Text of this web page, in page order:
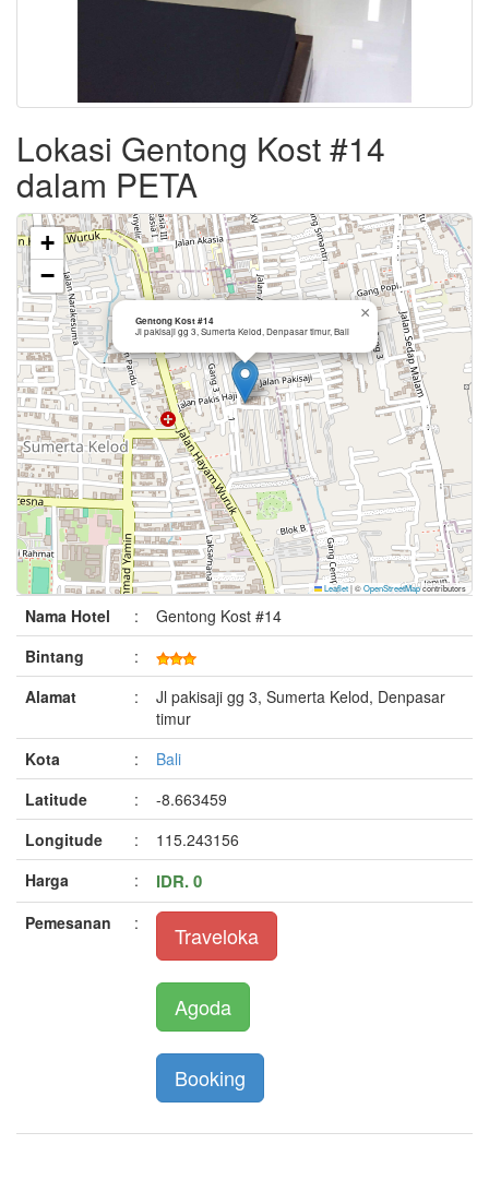
Lokasi Gentong Kost #14
dalam PETA
Gentong Kost #14
Jl pakisaji gg 3, Sumerta Kelod, Denpasar timur, Bali
×
+
−
Leaflet|©OpenStreetMapcontributors
Nama Hotel :
Gentong Kost #14
Bintang
:
Alamat
:
Jl pakisaji gg 3, Sumerta Kelod, Denpasar
timur
Kota
:
Bali
Latitude
:
-8.663459
Longitude
:
115.243156
Harga
: IDR. 0
Pemesanan : Traveloka
Agoda
Booking